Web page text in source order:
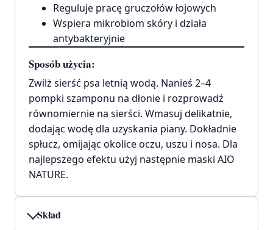
Reguluje pracę gruczołów łojowych
Wspiera mikrobiom skóry i działa
antybakteryjnie
Sposób użycia:
Zwilż sierść psa letnią wodą. Nanieś 2–4
pompki szamponu na dłonie i rozprowadź
równomiernie na sierści. Wmasuj delikatnie,
dodając wodę dla uzyskania piany. Dokładnie
spłucz, omijając okolice oczu, uszu i nosa. Dla
najlepszego efektu użyj następnie maski AIO
NATURE.
Skład